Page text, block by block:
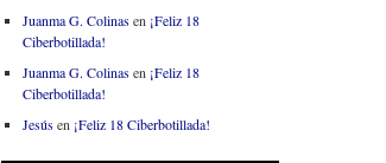
Juanma G. Colinasen ¡Feliz 18
Ciberbotillada!
Juanma G. Colinasen ¡Feliz 18
Ciberbotillada!
Jesúsen ¡Feliz 18 Ciberbotillada!